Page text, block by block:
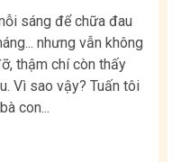
sáng để chữa đau
nhưng vẫn không
thậm chí còn thấy
Vì sao vậy? Tuấn tôi
con...